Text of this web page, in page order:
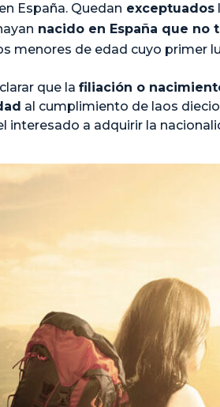
España. Quedan exceptuados
nacido en España que
menores de edad cuyo primer
que lafiliación o
al cumplimiento de laos
interesado a adquirir la